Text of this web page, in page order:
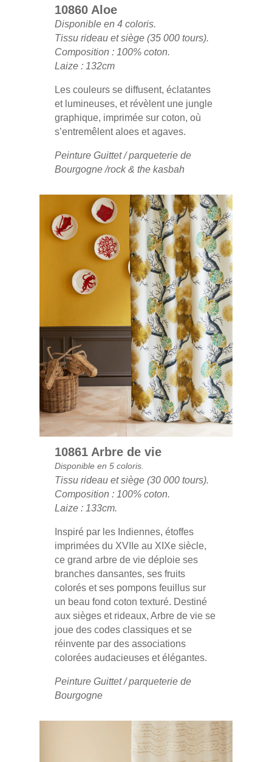
10860 Aloe
Disponible en 4 coloris.
Tissu rideau et siège (35 000 tours).
Composition : 100% coton.
Laize : 132cm
Les couleurs se diffusent, éclatantes
et lumineuses, et révèlent une jungle
graphique, imprimée sur coton, où
s’entremêlent aloes et agaves.
Peinture Guittet / parqueterie de
Bourgogne /rock & the kasbah
10861 Arbre de vie
Disponible en 5 coloris.
Tissu rideau et siège (30 000 tours).
Composition : 100% coton.
Laize : 133cm.
Inspiré par les Indiennes, étoffes
imprimées du XVIIe au XIXe siècle,
ce grand arbre de vie déploie ses
branches dansantes, ses fruits
colorés et ses pompons feuillus sur
un beau fond coton texturé. Destiné
aux sièges et rideaux, Arbre de vie se
joue des codes classiques et se
réinvente par des associations
colorées audacieuses et élégantes.
Peinture Guittet / parqueterie de
Bourgogne